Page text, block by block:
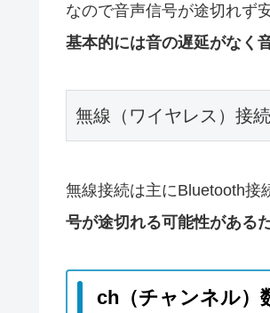
なので音声信号が途切れず
基本的には音の遅延がなく
無線（ワイヤレス）接続
無線接続は主にBluetooth接
号が途切れる可能性がある
ch（チャンネル）